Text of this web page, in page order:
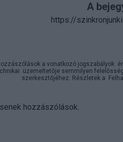
A
https://
a vonatkozó jogszabályok
üzemeltetője semmilyen
szerkesztőjéhez. Részletek a
hozzászólások.